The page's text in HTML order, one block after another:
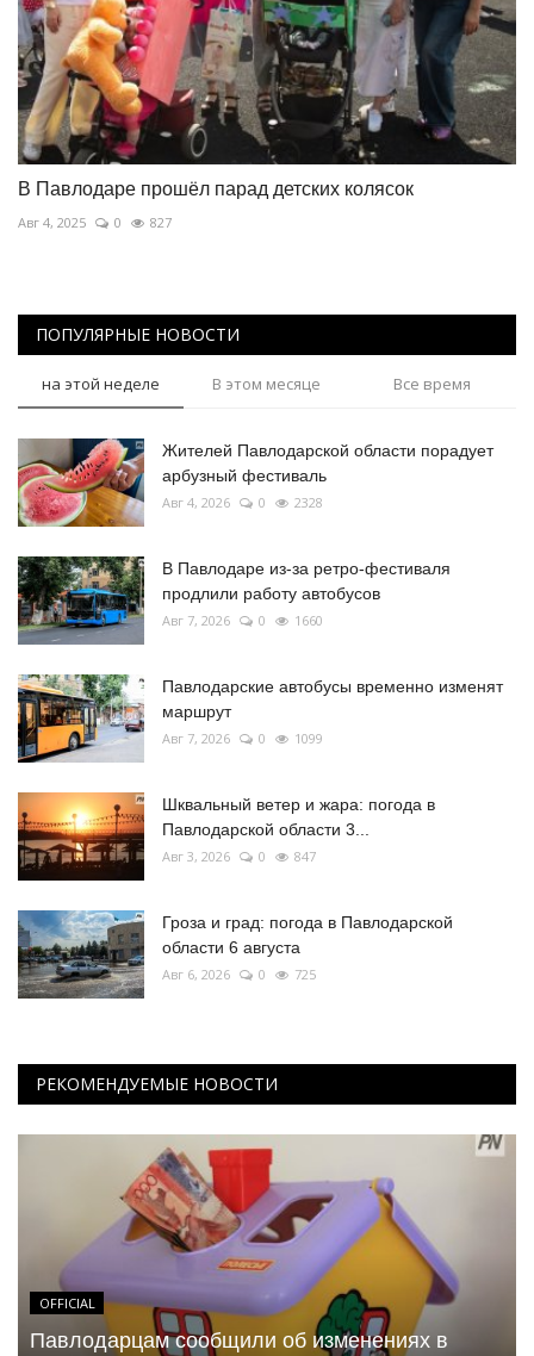
В Павлодаре прошёл парад детских колясок
Авг 4, 2025 0 827
ПОПУЛЯРНЫЕ НОВОСТИ
на этой неделе В этом месяце Все время
Жителей Павлодарской области порадует
арбузный фестиваль
Авг 4, 2026 0 2328
В Павлодаре из-за ретро-фестиваля
продлили работу автобусов
Авг 7, 2026 0 1660
Павлодарские автобусы временно изменят
маршрут
Авг 7, 2026 0 1099
Шквальный ветер и жара: погода в
Павлодарской области 3...
Авг 3, 2026 0 847
Гроза и град: погода в Павлодарской
области 6 августа
Авг 6, 2026 0 725
РЕКОМЕНДУЕМЫЕ НОВОСТИ
OFFICIAL
Павлодарцам сообщили об изменениях в